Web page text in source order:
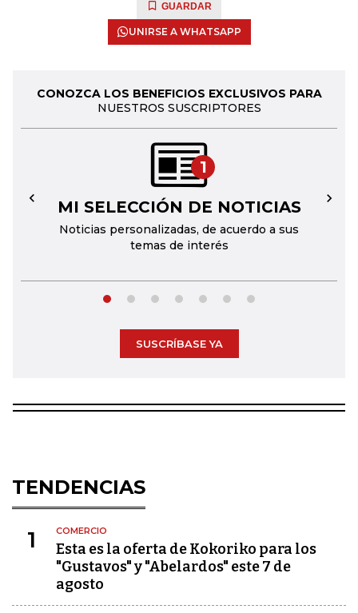
GUARDAR
UNIRSE A WHATSAPP
CONOZCA LOS BENEFICIOS EXCLUSIVOS PARA
NUESTROS SUSCRIPTORES
1
MI SELECCIÓN DE NOTICIAS
Noticias personalizadas, de acuerdo a sus
temas de interés
← →
SUSCRÍBASE YA
TENDENCIAS
1 COMERCIO
Esta es la oferta de Kokoriko para los
"Gustavos" y "Abelardos" este 7 de
agosto